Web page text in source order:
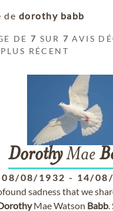
de dorothy babb
DE7 SUR 7 AVIS
RÉCENT
DorothyMae
08/08/1932 - 14/
sadness that we
Mae Watson Babb.